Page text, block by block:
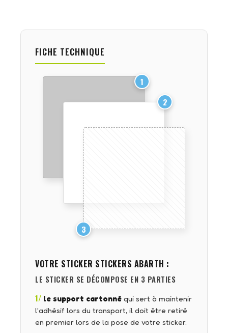
FICHE TECHNIQUE
1
2
3
VOTRE STICKER STICKERS ABARTH :
LE STICKER SE DÉCOMPOSE EN 3 PARTIES
1/ le support cartonné qui sert à maintenir
l'adhésif lors du transport, il doit être retiré
en premier lors de la pose de votre sticker.